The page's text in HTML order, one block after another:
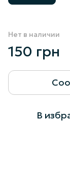
Нет в наличии
150 грн
В